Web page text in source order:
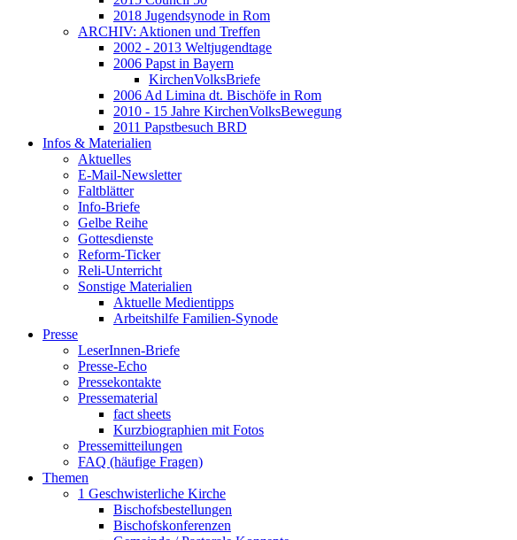
2018 Jugendsynode in Rom
ARCHIV: Aktionen und Treffen
2002 - 2013 Weltjugendtage
2006 Papst in Bayern
KirchenVolksBriefe
2006 Ad Limina dt. Bischöfe in Rom
2010 - 15 Jahre KirchenVolksBewegung
2011 Papstbesuch BRD
Infos & Materialien
Aktuelles
E-Mail-Newsletter
Faltblätter
Info-Briefe
Gelbe Reihe
Gottesdienste
Reform-Ticker
Reli-Unterricht
Sonstige Materialien
Aktuelle Medientipps
Arbeitshilfe Familien-Synode
Presse
LeserInnen-Briefe
Presse-Echo
Pressekontakte
Pressematerial
fact sheets
Kurzbiographien mit Fotos
Pressemitteilungen
FAQ (häufige Fragen)
Themen
1 Geschwisterliche Kirche
Bischofsbestellungen
Bischofskonferenzen